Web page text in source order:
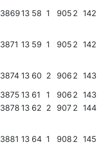
3869 13 58 1 905 2 142
3871 13 59 1 905 2 142
3874 13 60 2 906 2 143
3875 13 61 1 906 2 143
3878 13 62 2 907 2 144
3881 13 64 1 908 2 145